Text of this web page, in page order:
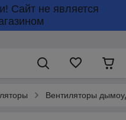
Сайт не является
Вентиляторы